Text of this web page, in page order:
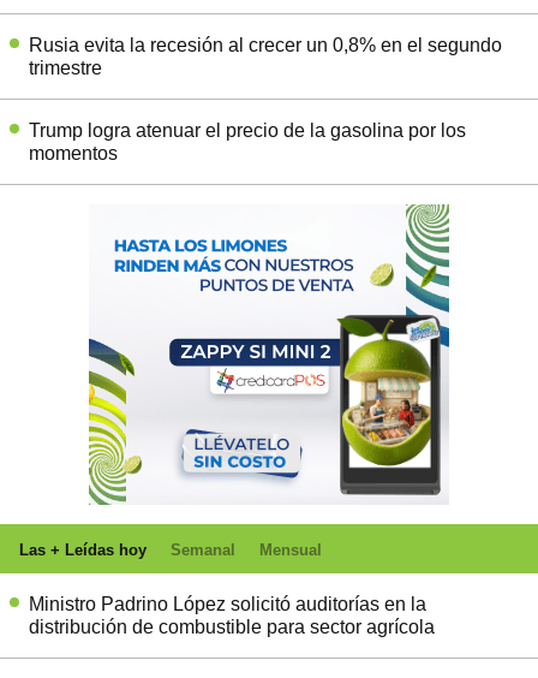
Rusia evita la recesión al crecer un 0,8% en el segundo
trimestre
Trump logra atenuar el precio de la gasolina por los
momentos
Las + Leídas hoy Semanal Mensual
Ministro Padrino López solicitó auditorías en la
distribución de combustible para sector agrícola